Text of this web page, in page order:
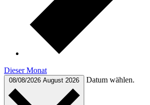
Dieser Monat
08/08/2026 August 2026 Datum wählen.